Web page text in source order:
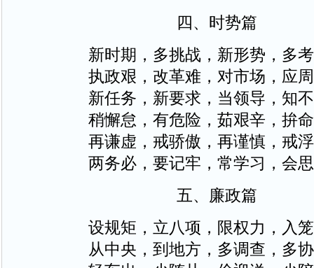
四、时势篇
新时期，多挑战，新形势，多
执政艰，改革难，对市场，应
新任务，新要求，当领导，知
稍懈怠，有危险，茹艰辛，拚
再谦虚，戒骄傲，再谨慎，戒
两务必，要记牢，常学习，会
五、廉政篇
设规矩，立八项，限权力，入
从中央，到地方，多调查，多